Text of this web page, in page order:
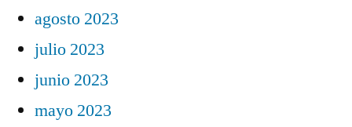
agosto 2023
julio 2023
junio 2023
mayo 2023